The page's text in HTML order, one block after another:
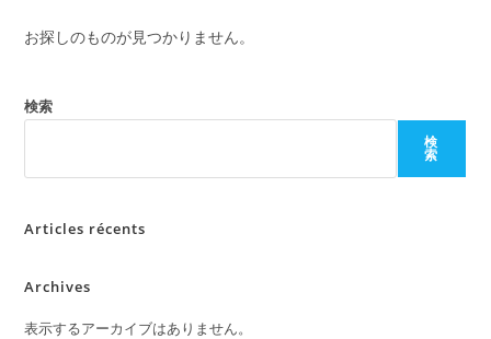
お探しのものが見つかりません。
検索
検
索
Articles récents
Archives
表示するアーカイブはありません。